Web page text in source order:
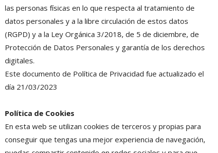
las personas físicas en lo que respecta al tratamiento de
datos personales y a la libre circulación de estos datos
(RGPD) y a la Ley Orgánica 3/2018, de 5 de diciembre, de
Protección de Datos Personales y garantía de los derechos
digitales.
Este documento de Política de Privacidad fue actualizado el
día 21/03/2023
Política de Cookies
En esta web se utilizan cookies de terceros y propias para
conseguir que tengas una mejor experiencia de navegación,